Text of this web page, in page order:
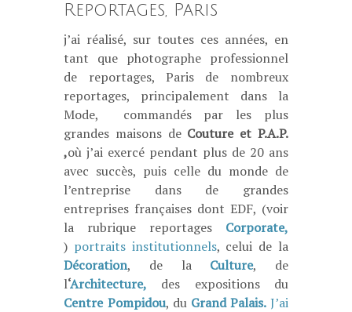
Reportages, Paris
j’ai réalisé, sur toutes ces années, en
tant que photographe professionnel
de reportages, Paris de nombreux
reportages, principalement dans la
Mode, commandés par les plus
grandes maisons deCouture et P.A.P.
,où j’ai exercé pendant plus de 20 ans
avec succès, puis celle du monde de
l’entreprise dans de grandes
entreprises françaises dont EDF, (voir
la rubrique reportages Corporate,
) portraits institutionnels, celui de la
Décoration, de la Culture, de
l‘Architecture, des expositions du
Centre Pompidou, du Grand Palais. J’ai